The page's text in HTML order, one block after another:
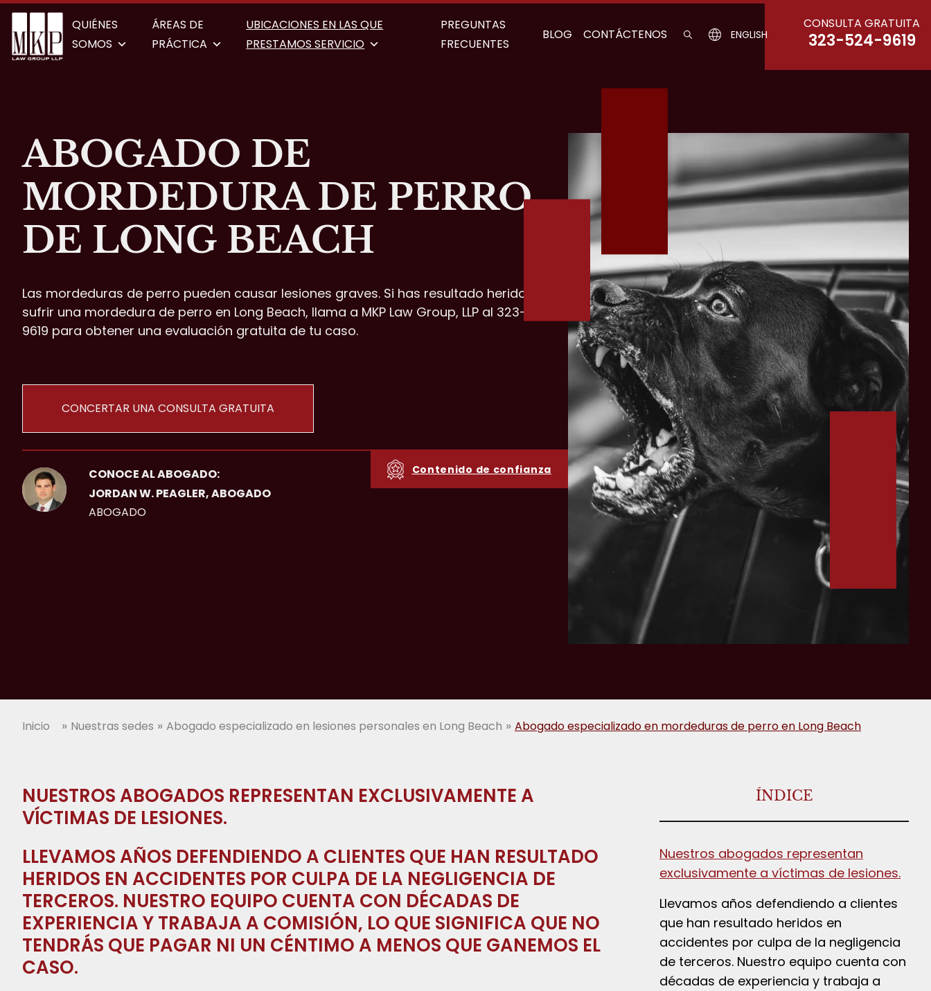
QUIÉNES
SOMOS
ÁREAS DE
PRÁCTICA
UBICACIONES EN LAS QUE
PRESTAMOS SERVICIO
PREGUNTAS
FRECUENTES
BLOG CONTÁCTENOS ENGLISH
CONSULTA GRATUITA
323-524-9619
ABOGADO DE
MORDEDURA DE PERRO
DE LONG BEACH
Las mordeduras de perro pueden causar lesiones graves. Si has resultado herido tras
sufrir una mordedura de perro en Long Beach, llama a MKP Law Group, LLP al 323-524-
9619 para obtener una evaluación gratuita de tu caso.
CONCERTAR UNA CONSULTA GRATUITA
Contenido de confianza
CONOCE AL ABOGADO:
JORDAN W. PEAGLER, ABOGADO
ABOGADO
Inicio » Nuestras sedes » Abogado especializado en lesiones personales en Long Beach » Abogado especializado en mordeduras de perro en Long Beach
NUESTROS ABOGADOS REPRESENTAN EXCLUSIVAMENTE A
VÍCTIMAS DE LESIONES.
LLEVAMOS AÑOS DEFENDIENDO A CLIENTES QUE HAN RESULTADO
HERIDOS EN ACCIDENTES POR CULPA DE LA NEGLIGENCIA DE
TERCEROS. NUESTRO EQUIPO CUENTA CON DÉCADAS DE
EXPERIENCIA Y TRABAJA A COMISIÓN, LO QUE SIGNIFICA QUE NO
TENDRÁS QUE PAGAR NI UN CÉNTIMO A MENOS QUE GANEMOS EL
CASO.
ÍNDICE
Nuestros abogados representan
exclusivamente a víctimas de lesiones.
Llevamos años defendiendo a clientes
que han resultado heridos en
accidentes por culpa de la negligencia
de terceros. Nuestro equipo cuenta con
décadas de experiencia y trabaja a